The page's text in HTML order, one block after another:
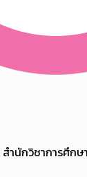
ำนักวิชาการศึกษ